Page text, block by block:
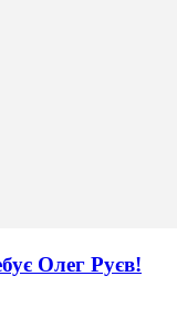
Олег Руєв!